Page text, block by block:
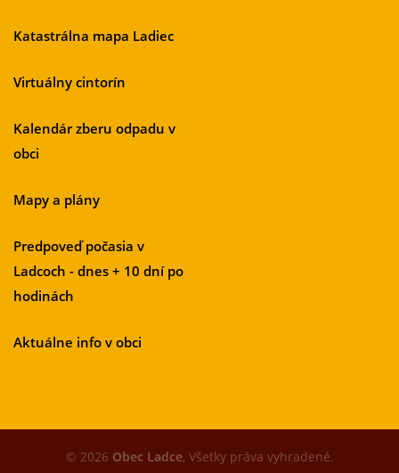
Katastrálna mapa Ladiec
Virtuálny cintorín
Kalendár zberu odpadu v
obci
Mapy a plány
Predpoveď počasia v
Ladcoch - dnes + 10 dní po
hodinách
Aktuálne info v obci
© 2026 Obec Ladce, Všetky práva vyhradené.